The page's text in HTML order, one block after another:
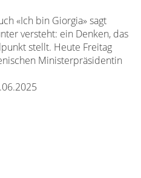
«Ich bin Giorgia» sagt
versteht: ein Denken, das
stellt. Heute Freitag
Ministerpräsidentin